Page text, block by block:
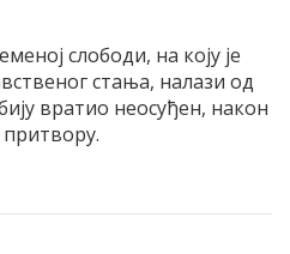
слободи, на коју је
стања, налази од
вратио неосуђен, након